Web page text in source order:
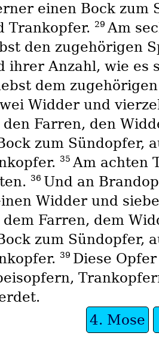
einen Bock zum
Trankopfer. 29 Am
den zugehörigen
ihrer Anzahl, wie es
dem
Widder und
Farren, den
zum Sündopfer,
35 Am achten
36 Und an
Widder und
Farren, dem
zum Sündopfer,
39 Diese
4. Mose